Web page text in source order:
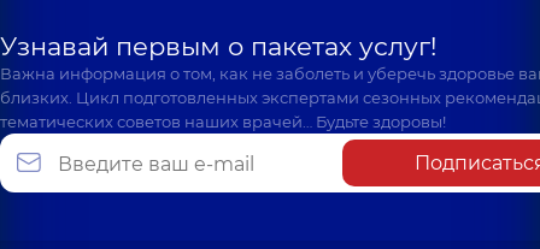
Узнавай первым о пакетах услуг!
Важна информация о том, как не заболеть и уберечь здоровье
близких. Цикл подготовленных экспертами сезонных
тематических советов наших врачей… Будьте здоровы!